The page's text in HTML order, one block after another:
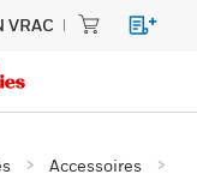
VRAC
Accessoires